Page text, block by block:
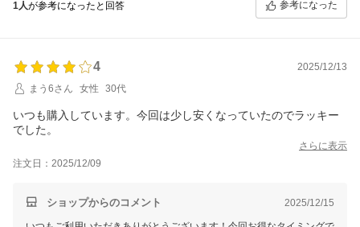
1人が参考になったと回答 参考になった
4
2025/12/13
まう6さん
女性 30代
いつも購入しています。今回は少し安くなっていたのでラッキー
でした。
さらに表示
注文日：2025/12/09
ショップからのコメント 2025/12/15